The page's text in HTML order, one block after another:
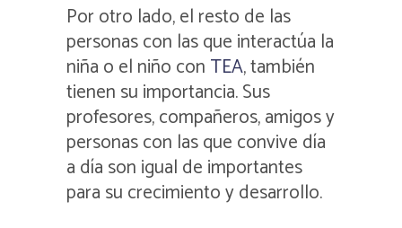
Por otro lado, el resto de las
personas con las que interactúa la
niña o el niño con TEA, también
tienen su importancia. Sus
profesores, compañeros, amigos y
personas con las que convive día
a día son igual de importantes
para su crecimiento y desarrollo.